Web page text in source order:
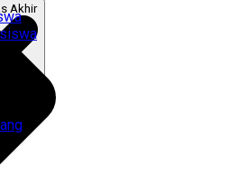
Kerja Praktik & Tugas Akhir